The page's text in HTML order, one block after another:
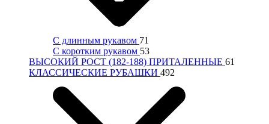
С длинным рукавом 71
С коротким рукавом 53
ВЫСОКИЙ РОСТ (182-188) ПРИТАЛЕННЫЕ 61
КЛАССИЧЕСКИЕ РУБАШКИ 492